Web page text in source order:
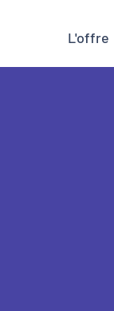
L'offre